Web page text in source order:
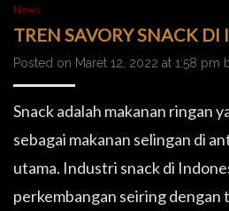
News
TREN SAVORY SNACK
Posted on Maret 12, 2022 at 1:58 pm
Snack adalah makanan ringan
sebagai makanan selingan di
utama. Industri snack di
perkembangan seiring